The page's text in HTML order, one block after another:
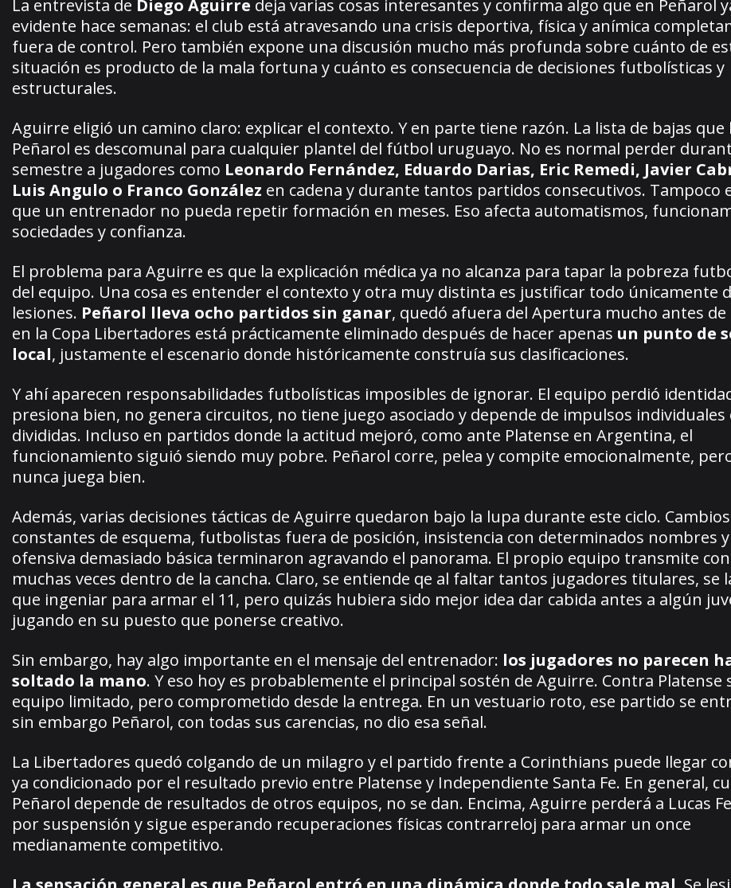
La entrevista de Diego Aguirre deja varias cosas interesantes y confirma algo que en Peñarol
evidente hace semanas: el club está atravesando una crisis deportiva, física y anímica
fuera de control. Pero también expone una discusión mucho más profunda sobre cuánto de
situación es producto de la mala fortuna y cuánto es consecuencia de decisiones futbolísticas y
estructurales.
Aguirre eligió un camino claro: explicar el contexto. Y en parte tiene razón. La lista de bajas que
Peñarol es descomunal para cualquier plantel del fútbol uruguayo. No es normal perder
semestre a jugadores como Leonardo Fernández, Eduardo Darias, Eric Remedi, Javier
Luis Angulo o Franco González en cadena y durante tantos partidos consecutivos. Tampoco
que un entrenador no pueda repetir formación en meses. Eso afecta automatismos,
sociedades y confianza.
El problema para Aguirre es que la explicación médica ya no alcanza para tapar la pobreza
del equipo. Una cosa es entender el contexto y otra muy distinta es justificar todo únicamente
lesiones. Peñarol lleva ocho partidos sin ganar, quedó afuera del Apertura mucho antes
en la Copa Libertadores está prácticamente eliminado después de hacer apenas un punto de
local, justamente el escenario donde históricamente construía sus clasificaciones.
Y ahí aparecen responsabilidades futbolísticas imposibles de ignorar. El equipo perdió
presiona bien, no genera circuitos, no tiene juego asociado y depende de impulsos individuales
divididas. Incluso en partidos donde la actitud mejoró, como ante Platense en Argentina, el
funcionamiento siguió siendo muy pobre. Peñarol corre, pelea y compite emocionalmente,
nunca juega bien.
Además, varias decisiones tácticas de Aguirre quedaron bajo la lupa durante este ciclo. Cambios
constantes de esquema, futbolistas fuera de posición, insistencia con determinados nombres
ofensiva demasiado básica terminaron agravando el panorama. El propio equipo transmite
muchas veces dentro de la cancha. Claro, se entiende qe al faltar tantos jugadores titulares, se
que ingeniar para armar el 11, pero quizás hubiera sido mejor idea dar cabida antes a algún
jugando en su puesto que ponerse creativo.
Sin embargo, hay algo importante en el mensaje del entrenador: los jugadores no parecen
soltado la mano. Y eso hoy es probablemente el principal sostén de Aguirre. Contra Platense
equipo limitado, pero comprometido desde la entrega. En un vestuario roto, ese partido se
sin embargo Peñarol, con todas sus carencias, no dio esa señal.
La Libertadores quedó colgando de un milagro y el partido frente a Corinthians puede llegar
ya condicionado por el resultado previo entre Platense y Independiente Santa Fe. En general,
Peñarol depende de resultados de otros equipos, no se dan. Encima, Aguirre perderá a Lucas
por suspensión y sigue esperando recuperaciones físicas contrarreloj para armar un once
medianamente competitivo.